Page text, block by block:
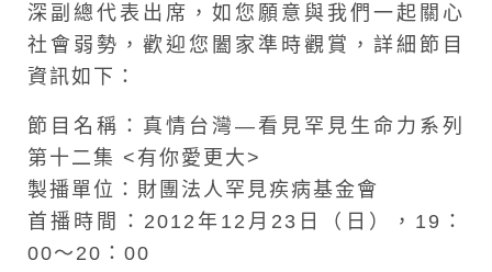
深副總代表出席，如您願意與我們一起關心
社會弱勢，歡迎您闔家準時觀賞，詳細節目
資訊如下：
節目名稱：真情台灣—看見罕見生命力系列
第十二集 <有你愛更大>
製播單位：財團法人罕見疾病基金會
首播時間：2012年12月23日（日），19：
00～20：00